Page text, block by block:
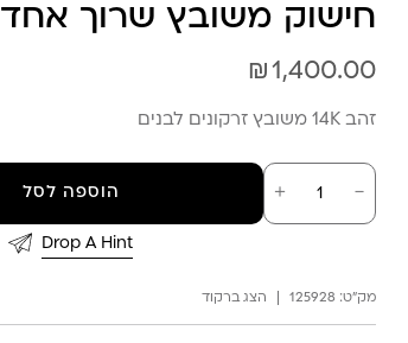
חישוק משובץ שרוך אחד
₪1,400.00
זהב 14K משובץ זרקונים לבנים
－
כמות
של
חישוק
＋ הוספה לסל
Drop A Hint
מק"ט: 125928 הצג ברקוד